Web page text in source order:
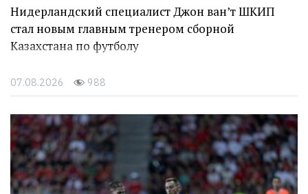
Нидерландский специалист Джон ван’т ШКИП
стал новым главным тренером сборной
Казахстана по футболу
07.08.2026 988